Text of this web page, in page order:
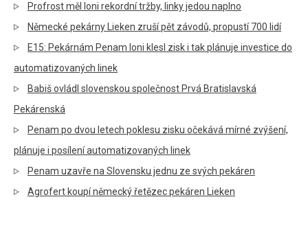
Profrost měl loni rekordní tržby, linky jedou naplno
Německé pekárny Lieken zruší pět závodů, propustí 700 lidí
E15: Pekárnám Penam loni klesl zisk i tak plánuje investice do
automatizovaných linek
Babiš ovládl slovenskou společnost Prvá Bratislavská
Pekárenská
Penam po dvou letech poklesu zisku očekává mírné zvýšení,
plánuje i posílení automatizovaných linek
Penam uzavře na Slovensku jednu ze svých pekáren
Agrofert koupí německý řetězec pekáren Lieken